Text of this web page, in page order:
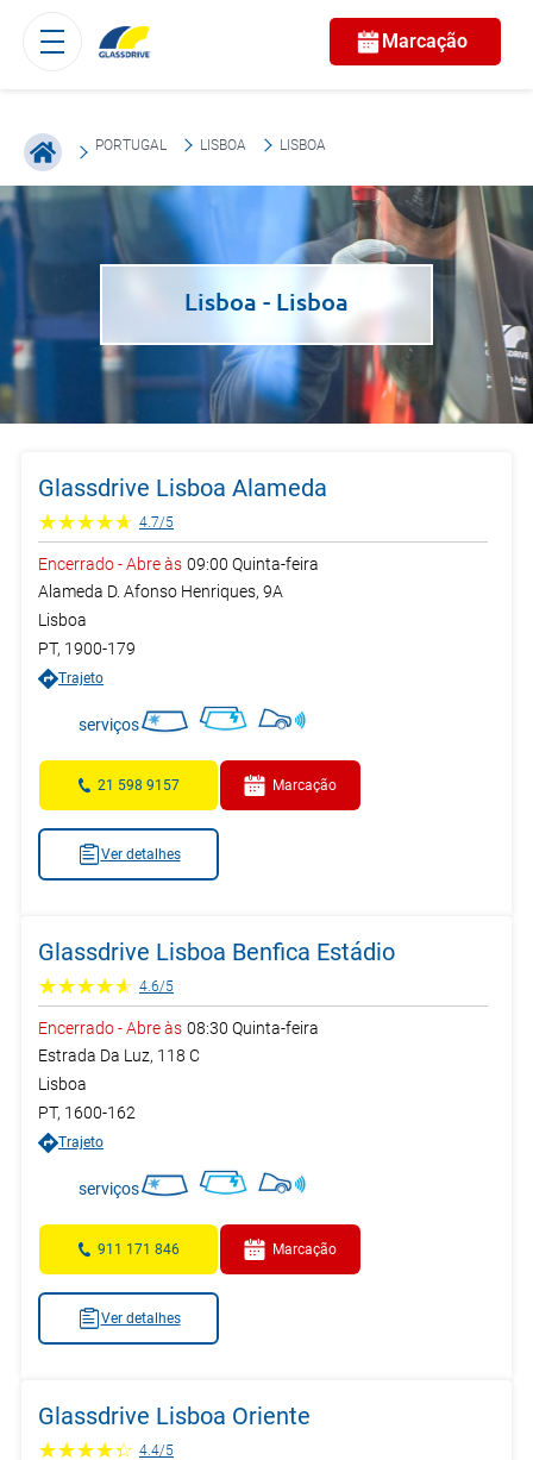
Marcação
PORTUGAL LISBOA LISBOA
Lisboa - Lisboa
Glassdrive Lisboa Alameda
4.7/5
Encerrado-Abre às 09:00 Quinta-feira
Alameda D. Afonso Henriques, 9A
Lisboa
PT, 1900-179
Trajeto
serviços
21 598 9157 Marcação
Ver detalhes
Glassdrive Lisboa Benfica Estádio
4.6/5
Encerrado-Abre às 08:30 Quinta-feira
Estrada Da Luz, 118 C
Lisboa
PT, 1600-162
Trajeto
serviços
911 171 846 Marcação
Ver detalhes
Glassdrive Lisboa Oriente
4.4/5